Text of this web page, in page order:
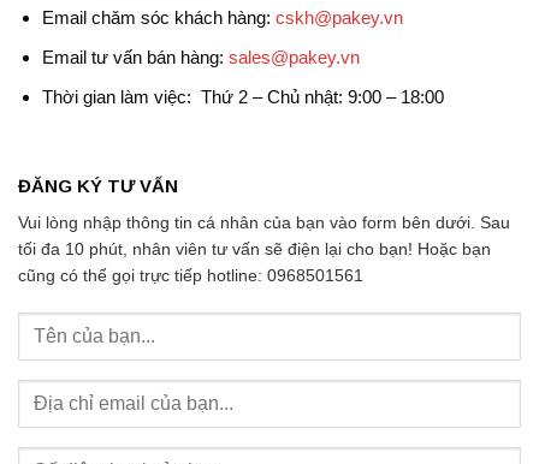
Email chăm sóc khách hàng: cskh@pakey.vn
Email tư vấn bán hàng: sales@pakey.vn
Thời gian làm việc: Thứ 2 – Chủ nhật: 9:00 – 18:00
ĐĂNG KÝ TƯ VẤN
Vui lòng nhập thông tin cá nhân của bạn vào form bên dưới. Sau
tối đa 10 phút, nhân viên tư vấn sẽ điện lại cho bạn! Hoặc bạn
cũng có thể gọi trực tiếp hotline: 0968501561